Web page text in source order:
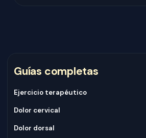
Guías completas
Ejercicio terapéutico
Dolor cervical
Dolor dorsal